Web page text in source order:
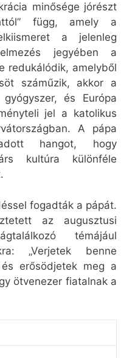
minősége jórészt
függ, amely a
a jelenleg
jegyében a
redukálódik, amelyből
száműzik, akkor a
és Európa
jel a katolikus
A pápa
hangot, hogy
kultúra különféle
fogadták a pápát.
az augusztusi
témájául
„Verjetek benne
erősödjetek meg a
ötvenezer fiatalnak a